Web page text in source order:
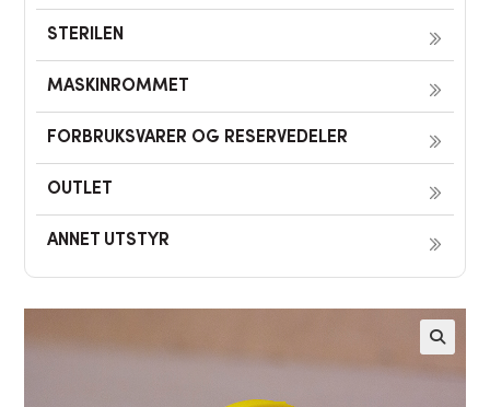
STERILEN
MASKINROMMET
FORBRUKSVARER OG RESERVEDELER
OUTLET
ANNET UTSTYR